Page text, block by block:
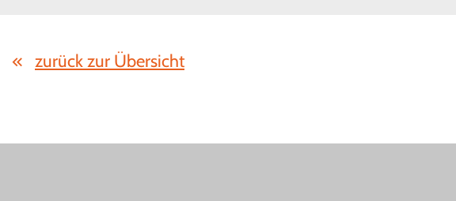
zurück zur Übersicht